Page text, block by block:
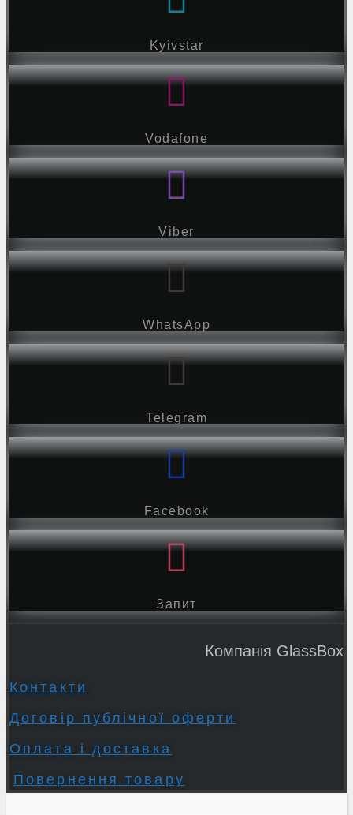
Kyivstar
Vodafone
Viber
WhatsApp
Telegram
Facebook
Запит
Компанія GlassBox
Контакти
Договір публічної оферти
Оплата і доставка
Повернення товару